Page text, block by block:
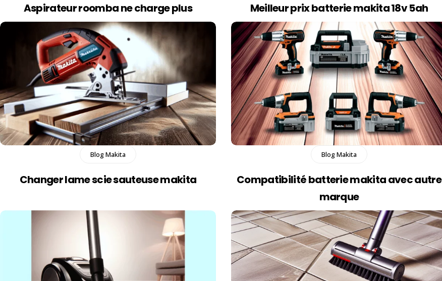
Aspirateur roomba ne charge plus​ Meilleur prix batterie makita 18v 5ah​
Blog Makita
Changer lame scie sauteuse makita​
Blog Makita
Compatibilité batterie makita avec autre
marque​